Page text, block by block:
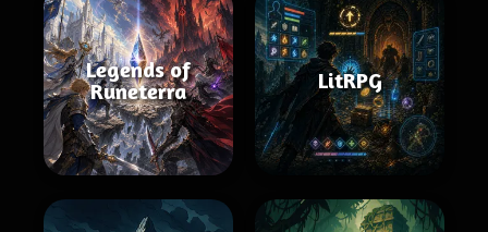
Legends of
Runeterra
LitRPG